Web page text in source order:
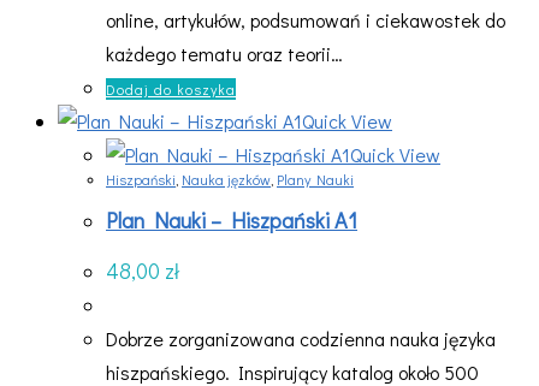
online, artykułów, podsumowań i ciekawostek do
każdego tematu oraz teorii…
Dodaj do koszyka
Quick View
Quick View
Hiszpański Nauka jęzków Plany Nauki
Plan Nauki – Hiszpański A1
48,00 zł
Dobrze zorganizowana codzienna nauka języka
hiszpańskiego. Inspirujący katalog około 500